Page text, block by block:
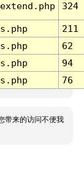
324
211
62
94
76
带来的访问不便我